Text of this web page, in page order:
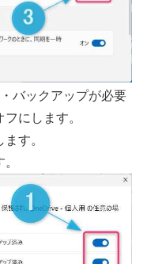
バックアップが必要
にします。
す。